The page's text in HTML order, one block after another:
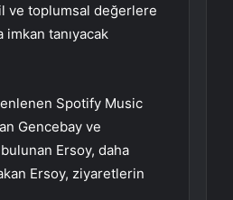
ve toplumsal değerlere
tanıyacak
Spotify Music
Gencebay ve
Ersoy, daha
Ersoy, ziyaretlerin